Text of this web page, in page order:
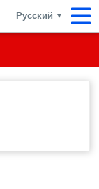
Русский ▼